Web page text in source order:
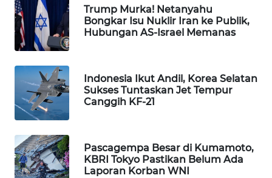
Trump Murka! Netanyahu
Bongkar Isu Nuklir Iran ke Publik,
Hubungan AS-Israel Memanas
Indonesia Ikut Andil, Korea Selatan
Sukses Tuntaskan Jet Tempur
Canggih KF-21
Pascagempa Besar di Kumamoto,
KBRI Tokyo Pastikan Belum Ada
Laporan Korban WNI
OTOMOTIF
WAHANA
HEALTH
WAHANA
DESA
WISATA
LAPAK
WAHANA